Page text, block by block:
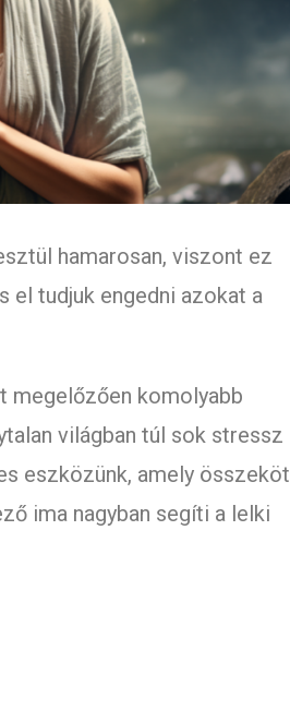
hamarosan, viszont ez
el tudjuk engedni azokat a
megelőzően komolyabb
világban túl sok stressz
eszközünk, amely összeköt
ima nagyban segíti a lelki